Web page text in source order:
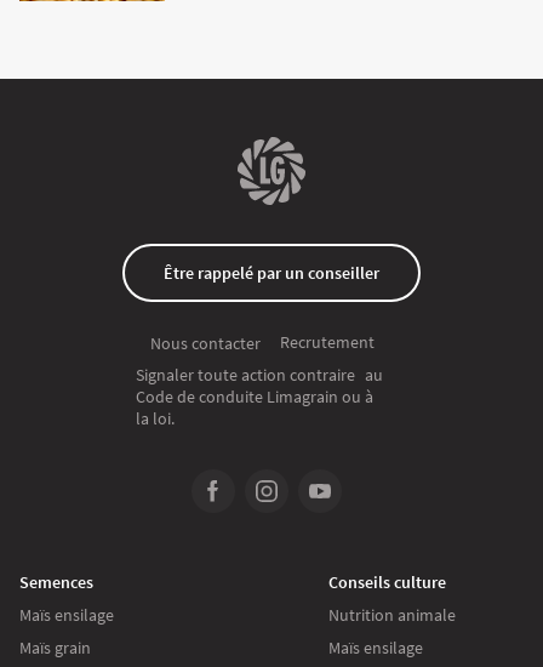
Être rappelé par un conseiller
Nous contacter
Recrutement
Signaler toute action contraire au
Code de conduite Limagrain ou à
la loi.
Semences
Maïs ensilage
Maïs grain
Conseils culture
Nutrition animale
Maïs ensilage